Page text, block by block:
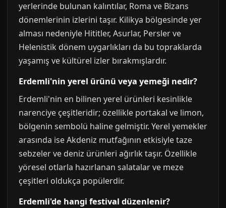
yerlerinde bulunan kalıntılar, Roma ve Bizans
dönemlerinin izlerini taşır. Kilikya bölgesinde yer
alması nedeniyle Hititler, Asurlar, Persler ve
Helenistik dönem uygarlıkları da bu topraklarda
yaşamış ve kültürel izler bırakmışlardır.
Erdemli'nin yerel ürünü veya yemeği nedir?
Erdemli'nin en bilinen yerel ürünleri kesinlikle
narenciye çeşitleridir; özellikle portakal ve limon,
bölgenin sembolü haline gelmiştir. Yerel yemekler
arasında ise Akdeniz mutfağının etkisiyle taze
sebzeler ve deniz ürünleri ağırlık taşır. Özellikle
yöresel otlarla hazırlanan salatalar ve meze
çeşitleri oldukça popülerdir.
Erdemli'de hangi festival düzenlenir?